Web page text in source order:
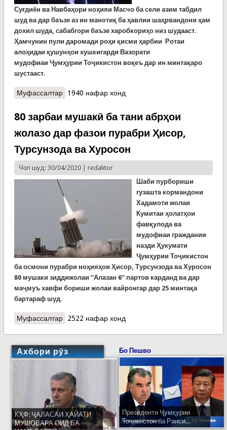
Суғдиён ва Навбаҳори ноҳияи Масчо ба сели азим табдил
шуд ва дар баъзе аз ин манотиқ ба ҳавлии шаҳрвандони ҳам
дохил шуда, сабабгори баъзе харобкориҳо низ шудааст.
Ҳамчунин пули даромади роҳи қисми ҳарбии Ротаи
алоҳидаи қушунҳои хушкигарди Вазорати
мудофиаи Ҷумҳурии Тоҷикистон воқеъ дарин минтақаро
шустааст.
Муфассалтаро Борони селосо дар Масчо
1940 нафар хонд
80 зарбаи мушакӣ ба тани абрҳои
жолазо дар фазои пурабри Ҳисор,
Турсунзода ва Хуросон
Чоп шуд: 30/04/2020 | redaktor
Шаби пурбориши
гузашта кормандони
Хадамоти жолаи
Кумитаи ҳолатҳои
фавқулода ва
мудофиаи граждании
назди Ҳукумати
Ҷумҳурии Тоҷикистон
ба осмони пурабри ноҳияҳои Ҳисор, Турсунзода ва Хуросон
80 мушаки зиддижолаи “Алазан 6” партов карданд ва дар
маҷмуъ хавфи бориши жолаи вайронгар дар 25 минтақа
бартараф шуд.
Муфассалтаро 80 зарбаи мушакӣ ба тани абрҳои жолазо дар
2522 нафар хонд
Ахбори рӯз
КҲФ: ҶАЛАСАИ ҲАЙАТИ
МУШОВАРА ОИД БА
Бо Пешво
Президенти Ҷумҳурии
Тоҷикистон ба Раиси...